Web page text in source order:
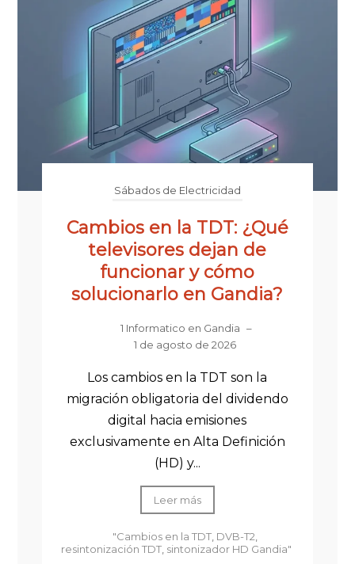
Sábados de Electricidad
Cambios en la TDT: ¿Qué
televisores dejan de
funcionar y cómo
solucionarlo en Gandia?
1 Informatico en Gandia –
1 de agosto de 2026
Los cambios en la TDT son la
migración obligatoria del dividendo
digital hacia emisiones
exclusivamente en Alta Definición
(HD) y...
Leer más
"Cambios en la TDT DVB-T2
resintonización TDT, sintonizador HD Gandia"